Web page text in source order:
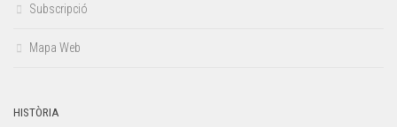
Subscripció
Mapa Web
HISTÒRIA